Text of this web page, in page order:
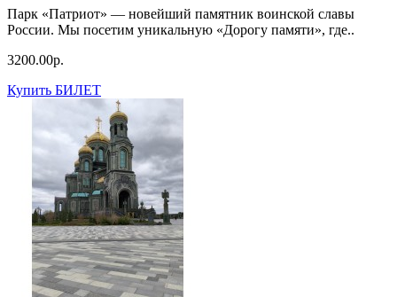
Парк «Патриот» — новейший памятник воинской славы
России. Мы посетим уникальную «Дорогу памяти», где..
3200.00р.
Купить БИЛЕТ